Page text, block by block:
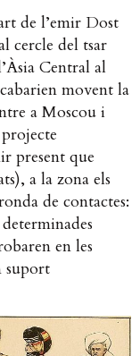
de l’emir Dost
cercle del tsar
Central al
movent la
a Moscou i
present que
a la zona els
de contactes:
en les
suport